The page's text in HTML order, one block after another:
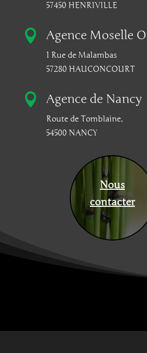
57450 HENRIVILLE
 Agence Moselle
1 Rue de Malambas
57280 HAUCONCOURT
 Agence de Nancy
Route de Tomblaine,
54500 NANCY
Nous
contacter